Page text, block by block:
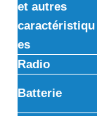
et autres
caractéristiqu
es
Radio
Batterie